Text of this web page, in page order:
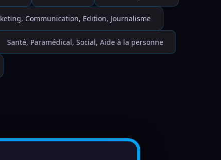
Communication, Edition, Journalisme
Santé, Paramédical, Social, Aide à la personne